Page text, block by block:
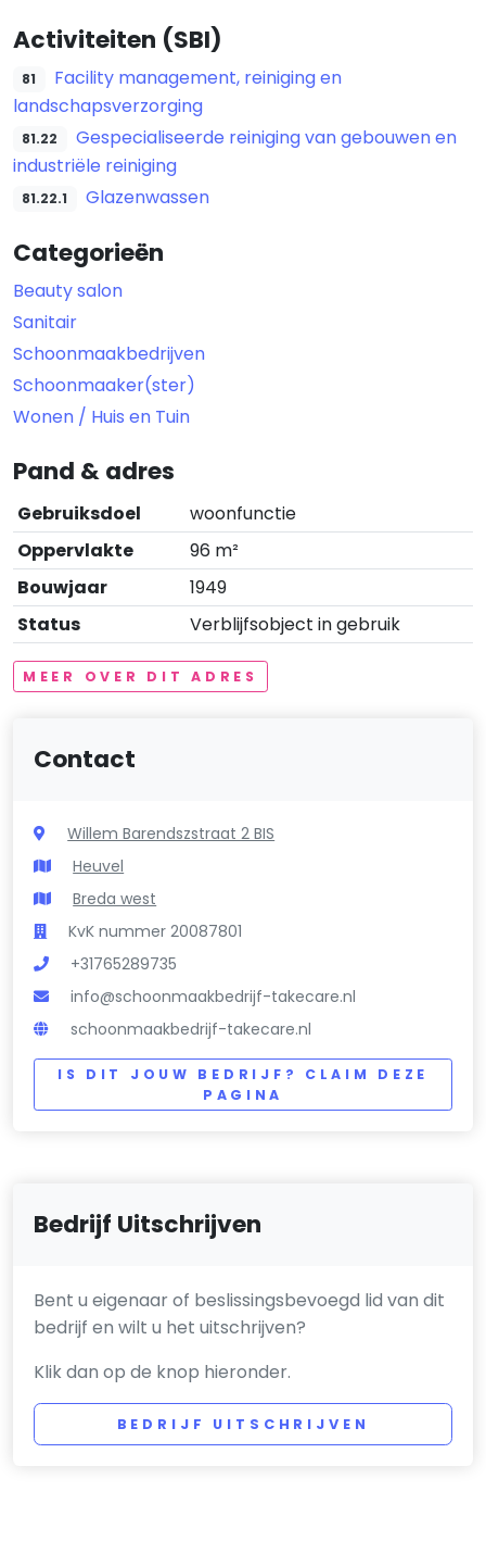
Activiteiten (SBI)
81
Facility management, reiniging en
landschapsverzorging
81.22
Gespecialiseerde reiniging van gebouwen en
industriële reiniging
81.22.1 Glazenwassen
Categorieën
Beauty salon
Sanitair
Schoonmaakbedrijven
Schoonmaaker(ster)
Wonen / Huis en Tuin
Pand & adres
Gebruiksdoel
woonfunctie
Oppervlakte
96 m²
Bouwjaar
1949
Status
Verblijfsobject in gebruik
MEER OVER DIT ADRES
Contact
Willem Barendszstraat 2 BIS
Heuvel
Breda west
KvK nummer 20087801
+31765289735
info@schoonmaakbedrijf-takecare.nl
schoonmaakbedrijf-takecare.nl
IS DIT JOUW BEDRIJF? CLAIM DEZE
PAGINA
Bedrijf Uitschrijven
Bent u eigenaar of beslissingsbevoegd lid van dit
bedrijf en wilt u het uitschrijven?
Klik dan op de knop hieronder.
BEDRIJF UITSCHRIJVEN